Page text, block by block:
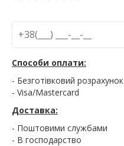
Способи оплати:
- Безготівковий розрахунок
- Visa/Mastercard
Доставка:
- Поштовими службами
- В господарство